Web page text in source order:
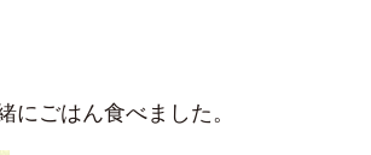
ごはん食べました。